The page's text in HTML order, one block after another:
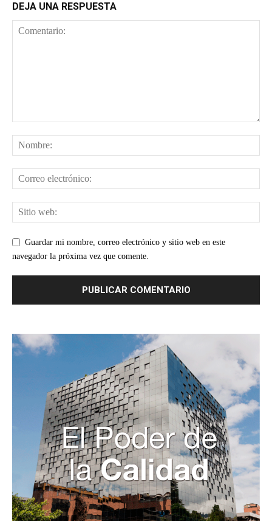
DEJA UNA RESPUESTA
Guardar mi nombre, correo electrónico y sitio web en este
navegador la próxima vez que comente.